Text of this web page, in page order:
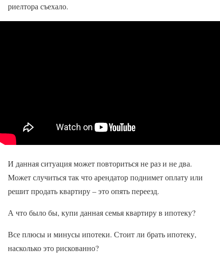
риелтора съехало.
И данная ситуация может повториться не раз и не два.
Может случиться так что арендатор поднимет оплату или
решит продать квартиру – это опять переезд.
А что было бы, купи данная семья квартиру в ипотеку?
Все плюсы и минусы ипотеки. Стоит ли брать ипотеку,
насколько это рискованно?